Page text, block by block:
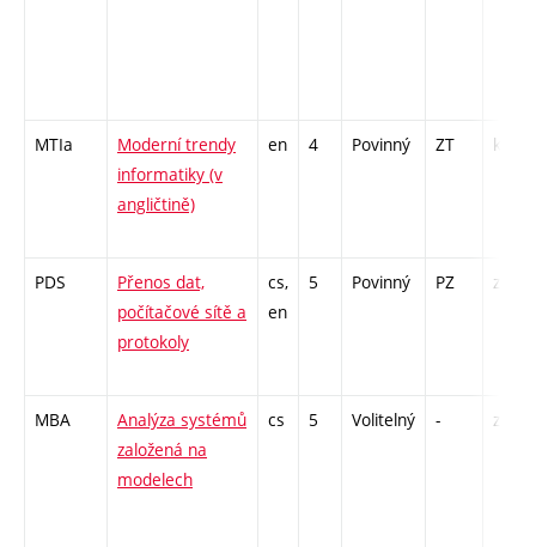
MTIa
Moderní trendy
informatiky (v
angličtině)
en 4 Povinný ZT kl
PDS
Přenos dat,
počítačové sítě a
protokoly
cs,
en
5 Povinný PZ zk
MBA
Analýza systémů
založená na
modelech
cs 5 Volitelný - zk